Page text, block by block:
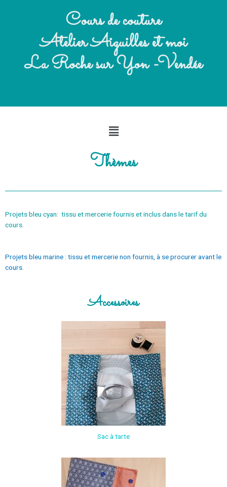
Cours de couture
Atelier Aiguilles et moi
La Roche sur Yon -Vendée
Thèmes
Projets bleu cyan: tissu et mercerie fournis et inclus dans le tarif du
cours.
Projets bleu marine : tissu et mercerie non fournis, à se procurer avant le
cours.
Accessoires
Sac à tarte